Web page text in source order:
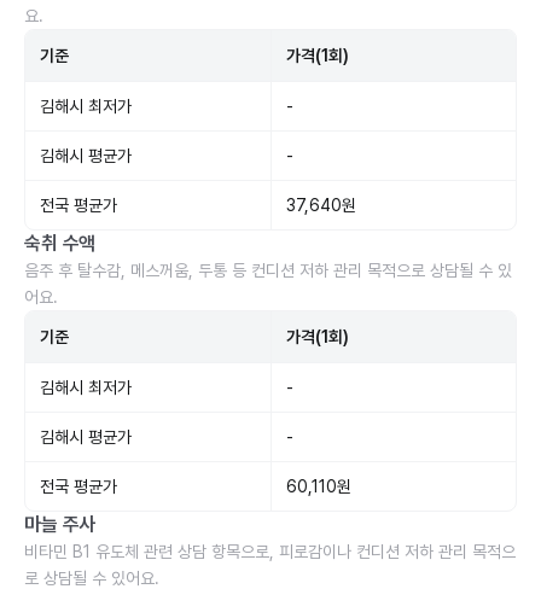
요.
기준 가격(1회)
김해시 최저가 -
김해시 평균가 -
전국 평균가 37,640원
숙취 수액
음주 후 탈수감, 메스꺼움, 두통 등 컨디션 저하 관리 목적으로 상담될 수 있
어요.
기준 가격(1회)
김해시 최저가 -
김해시 평균가 -
전국 평균가 60,110원
마늘 주사
비타민 B1 유도체 관련 상담 항목으로, 피로감이나 컨디션 저하 관리 목적으
로 상담될 수 있어요.